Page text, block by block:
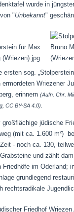
wurde in
"Unbekannt"
ersten sog.
ermordeten Wriezener
erinnern (Aufn. Chr.
CC BY-SA 4.0)
großflächige jüdische
(mit ca. 1.600 m²)
- noch ca. 130,
und zählt
Friedhöfe im Oderland;
grundlegend
rechtsradikale